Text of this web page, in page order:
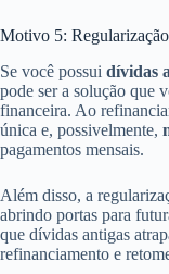
Motivo 5:
Se você possui dívidas
pode ser a solução que
financeira. Ao
única e, possivelmente,
pagamentos mensais.
Além disso, a
abrindo portas para
que dívidas antigas
refinanciamento e